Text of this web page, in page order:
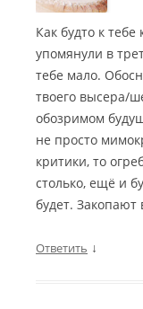
Как будто к
упомянули в
тебе мало.
твоего высера/
обозримом
не просто
критики, то
столько, ещё и
будет. Закопают
Ответить ↓